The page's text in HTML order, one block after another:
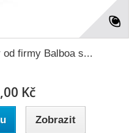
firmy Balboa s...
Kč
Zobrazit